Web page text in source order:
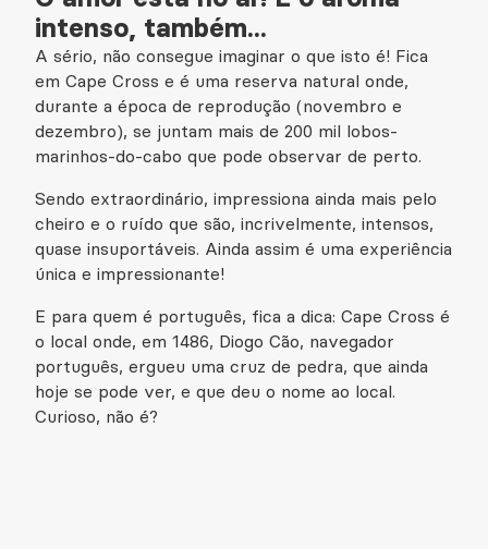
intenso, também...
A sério, não consegue imaginar o que isto é! Fica
em Cape Cross e é uma reserva natural onde,
durante a época de reprodução (novembro e
dezembro), se juntam mais de 200 mil lobos-
marinhos-do-cabo que pode observar de perto.
Sendo extraordinário, impressiona ainda mais pelo
cheiro e o ruído que são, incrivelmente, intensos,
quase insuportáveis. Ainda assim é uma experiência
única e impressionante!
E para quem é português, fica a dica: Cape Cross é
o local onde, em 1486, Diogo Cão, navegador
português, ergueu uma cruz de pedra, que ainda
hoje se pode ver, e que deu o nome ao local.
Curioso, não é?